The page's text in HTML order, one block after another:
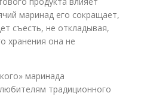
маринад его сокращает,
съесть, не откладывая,
хранения она не
маринада
традиционного